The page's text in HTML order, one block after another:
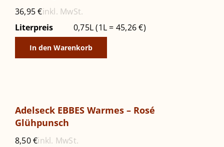
36,95€inkl. MwSt.
Literpreis
0,75L (1L = 45,26 €)
In den Warenkorb
Adelseck EBBES Warmes – Rosé
Glühpunsch
8,50€inkl. MwSt.